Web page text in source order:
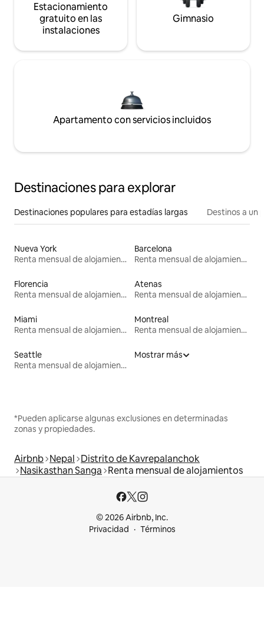
Estacionamiento
gratuito en las
instalaciones
Gimnasio
Apartamento con servicios incluidos
Destinaciones para explorar
Destinaciones populares para estadías largas Destinos a un
Nueva York
Renta mensual de alojamientos
Barcelona
Renta mensual de alojamientos
Florencia
Renta mensual de alojamientos
Atenas
Renta mensual de alojamientos
Miami
Renta mensual de alojamientos
Montreal
Renta mensual de alojamientos
Seattle
Renta mensual de alojamientos
Mostrar más
*Pueden aplicarse algunas exclusiones en determinadas
zonas y propiedades.
Airbnb Nepal Distrito de Kavrepalanchok
Nasikasthan Sanga Renta mensual de alojamientos
© 2026 Airbnb, Inc.
Privacidad
Términos